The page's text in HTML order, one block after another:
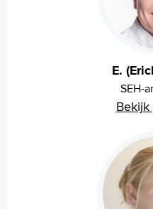
E.
SEH-